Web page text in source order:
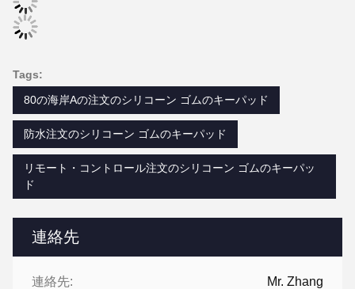
連絡先
連絡先: Mr. Zhang
Tags:
80の海岸Aの注文のシリコーン ゴムのキーパッド
防水注文のシリコーン ゴムのキーパッド
リモート・コントロール注文のシリコーン ゴムのキーパッ
ド